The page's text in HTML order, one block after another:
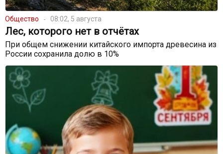
Общество 08:02, 5 августа
Лес, которого нет в отчётах
При общем снижении китайского импорта древесина из
России сохранила долю в 10%